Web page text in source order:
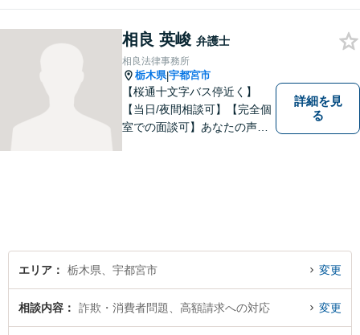
い。
相良 英峻 弁護士
相良法律事務所
栃木県|宇都宮市
【桜通十文字バス停近く】
【当日/夜間相談可】【完全個
室での面談可】あなたの声を
詳細を見
る
エリア 栃木県、宇都宮市 変更
相談内容 詐欺・消費者問題、高額請求への対応 変更